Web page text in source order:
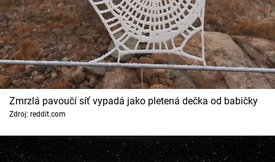
Zmrzlá pavoučí síť vypadá jako pletená dečka od babičky
Zdroj: reddit.com